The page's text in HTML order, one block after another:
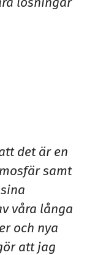
det är en
samt
våra långa
och nya
att jag